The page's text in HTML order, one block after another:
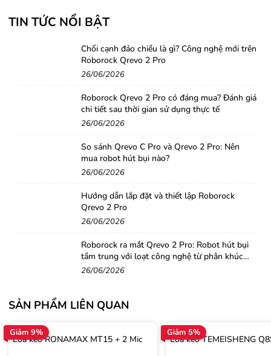
tử cao cấp lên giúp loa không bị vỡ tiếng, hư loa khi bạn mở
TIN TỨC NỔI BẬT
Chổi cạnh đảo chiều là gì? Công nghệ mới trên
Roborock Qrevo 2 Pro
26/06/2026
Roborock Qrevo 2 Pro có đáng mua? Đánh giá
chi tiết sau thời gian sử dụng thực tế
26/06/2026
So sánh Qrevo C Pro và Qrevo 2 Pro: Nên
mua robot hút bụi nào?
26/06/2026
Hướng dẫn lắp đặt và thiết lập Roborock
Qrevo 2 Pro
26/06/2026
Roborock ra mắt Qrevo 2 Pro: Robot hút bụi
tầm trung với loạt công nghệ từ phân khúc
cao cấp
26/06/2026
SẢN PHẨM LIÊN QUAN
Giảm 9%
Loa kéo RONAMAX MT15 + 2 Mic
Giảm 5%
Loa kéo TEMEISHENG